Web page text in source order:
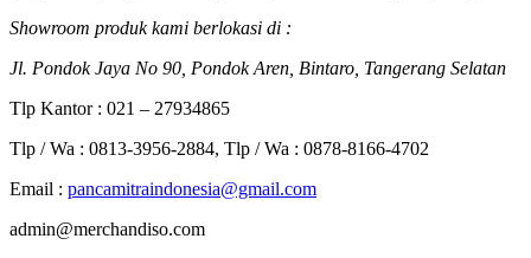
Showroom produk kami berlokasi di :
Jl. Pondok Jaya No 90, Pondok Aren, Bintaro, Tangerang Selatan
Tlp Kantor : 021 – 27934865
Tlp / Wa : 0813-3956-2884, Tlp / Wa : 0878-8166-4702
Email : pancamitraindonesia@gmail.com
admin@merchandiso.com